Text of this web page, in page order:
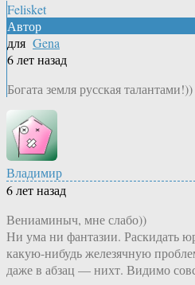
Felisket
Автор
для Gena
6 лет назад
Богата земля русская талантами!))
Владимир
6 лет назад
Вениаминыч, мне слабо))
Ни ума ни фантазии. Раскидать
какую-нибудь железячную
даже в абзац — нихт. Видимо